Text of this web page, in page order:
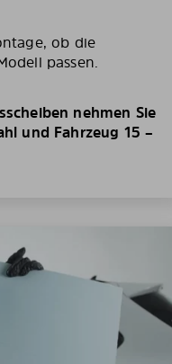
ob die
passen.
nehmen Sie
und Fahrzeug 15 –